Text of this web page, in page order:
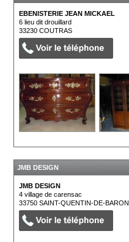
EBENISTERIE JEAN MICKAEL
6 lieu dit drouillard
33230COUTRAS
JMB DESIGN
JMB DESIGN
4 village de carensac
33750SAINT-QUENTIN-DE-BARON